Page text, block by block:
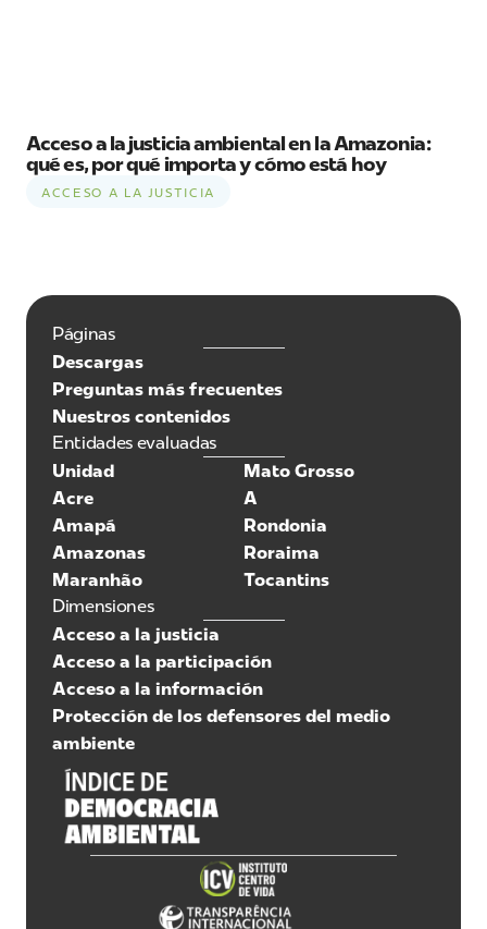
Acceso a la justicia ambiental en la Amazonia:
qué es, por qué importa y cómo está hoy
ACCESO A LA JUSTICIA
Páginas
Descargas
Preguntas más frecuentes
Nuestros contenidos
Entidades evaluadas
Unidad
Acre
Amapá
Amazonas
Maranhão
Mato Grosso
A
Rondonia
Roraima
Tocantins
Dimensiones
Acceso a la justicia
Acceso a la participación
Acceso a la información
Protección de los defensores del medio
ambiente